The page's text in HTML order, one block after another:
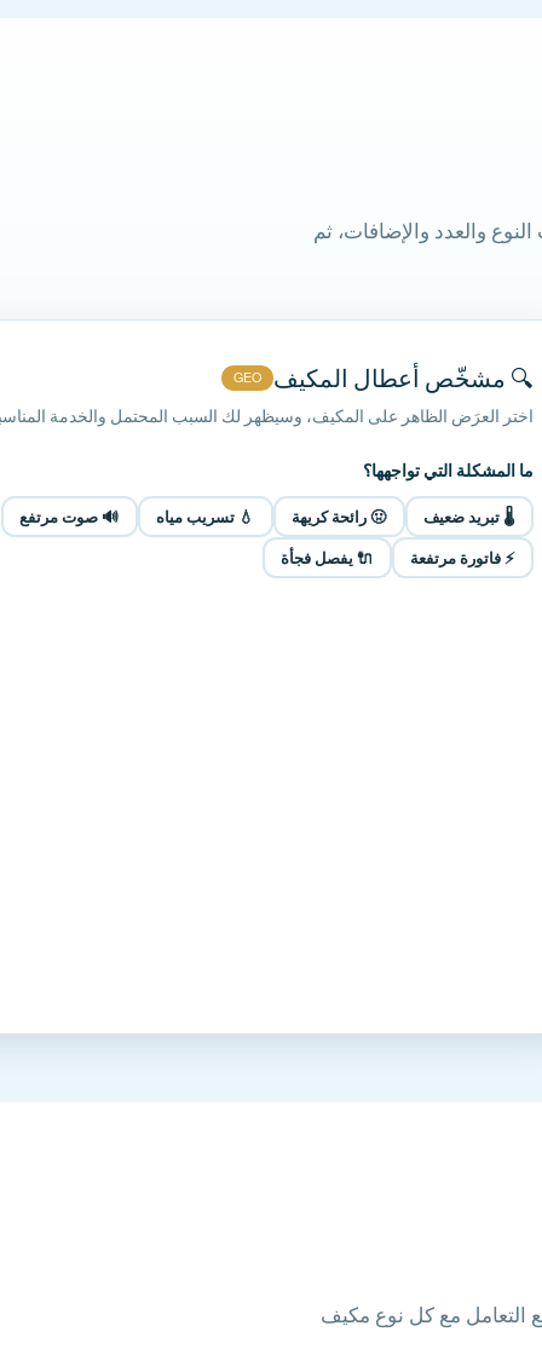
والعدد والإضافات، ثم
🔍 مشخّص أعطال المكيف GEO
اختر العرَض الظاهر على المكيف، وسيظهر لك السبب المحتمل والخدمة
ما المشكلة التي تواجهها؟
🌡️ تبريد ضعيف 🤢 رائحة كريهة 💧 تسريب مياه
🔊 صوت مرتفع
⚡ فاتورة مرتفعة
🔌 يفصل فجأة
التعامل مع كل نوع مكيف